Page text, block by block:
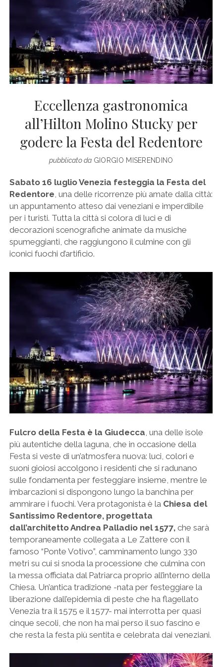
Eccellenza gastronomica
all’Hilton Molino Stucky per
godere la Festa del Redentore
pubblicato daGIORGIO MISERENDINO
Sabato 16 luglio Venezia festeggia la Festa del
Redentore , una delle ricorrenze più amate dalla città:
un appuntamento atteso dai veneziani e imperdibile
per i turisti. Tutta la città si colora di luci e di
decorazioni scenografiche animate da musiche
spumeggianti, che raggiungono il culmine con gli
iconici fuochi d’artificio.
Fulcro della Festa è la Giudecca , una delle isole
più autentiche della laguna, che in occasione della
Festa si veste di un’atmosfera nuova: luci, colori e
suoni gioiosi accolgono i residenti che si radunano
sulle fondamenta per festeggiare insieme, mentre le
imbarcazioni si dispongono lungo la banchina per
ammirare i fuochi. Vera protagonista è la Chiesa del
Santissimo Redentore, progettata
dall’architetto Andrea Palladio nel 1577, che sarà
temporaneamente collegata a Le Zattere con il
famoso “Ponte Votivo”, camminamento lungo 330
metri su cui si snoda la processione che culmina con
la messa officiata dal Patriarca proprio all’interno della
Chiesa. Un’antica tradizione -nata per festeggiare la
liberazione dall’epidemia di peste che ha flagellato
Venezia tra il 1575 e il 1577- mai interrotta per quasi
cinque secoli, che non ha mai perso il suo fascino e
che resta la festa più sentita e celebrata dai veneziani.